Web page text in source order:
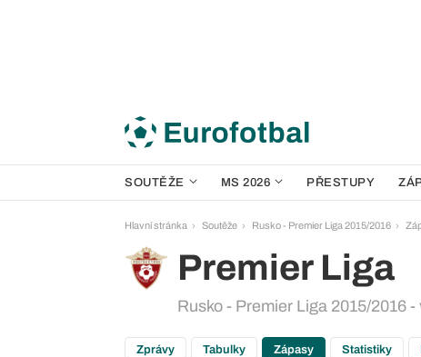
SOUTĚŽE MS 2026 PŘESTUPY
Hlavní stránka Soutěže Rusko - Premier Liga 2015/2016
Premier Liga
Rusko - Premier Liga 2015/2016
Zprávy Tabulky Zápasy Statistiky